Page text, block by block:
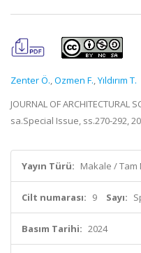
Zenter Ö.,Ozmen F.,Yıldırım T.
JOURNAL OF ARCHITECTURAL
sa.Special Issue, ss.270-292,
Yayın Türü: Makale / Tam
Cilt numarası: 9 Sayı:
Basım Tarihi: 2024